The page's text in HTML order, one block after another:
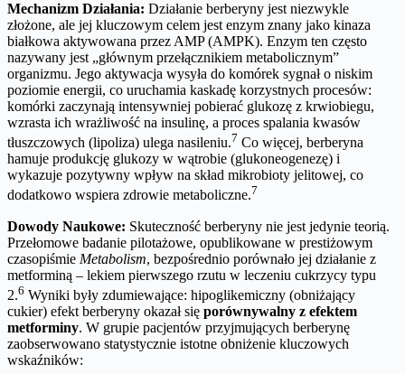
Mechanizm Działania: Działanie berberyny jest niezwykle
złożone, ale jej kluczowym celem jest enzym znany jako kinaza
białkowa aktywowana przez AMP (AMPK). Enzym ten często
nazywany jest „głównym przełącznikiem metabolicznym”
organizmu. Jego aktywacja wysyła do komórek sygnał o niskim
poziomie energii, co uruchamia kaskadę korzystnych procesów:
komórki zaczynają intensywniej pobierać glukozę z krwiobiegu,
wzrasta ich wrażliwość na insulinę, a proces spalania kwasów
tłuszczowych (lipoliza) ulega nasileniu.7 Co więcej, berberyna
hamuje produkcję glukozy w wątrobie (glukoneogenezę) i
wykazuje pozytywny wpływ na skład mikrobioty jelitowej, co
dodatkowo wspiera zdrowie metaboliczne.7
Dowody Naukowe: Skuteczność berberyny nie jest jedynie teorią.
Przełomowe badanie pilotażowe, opublikowane w prestiżowym
czasopiśmie Metabolism, bezpośrednio porównało jej działanie z
metforminą – lekiem pierwszego rzutu w leczeniu cukrzycy typu
2.6 Wyniki były zdumiewające: hipoglikemiczny (obniżający
cukier) efekt berberyny okazał się porównywalny z efektem
metforminy. W grupie pacjentów przyjmujących berberynę
zaobserwowano statystycznie istotne obniżenie kluczowych
wskaźników: